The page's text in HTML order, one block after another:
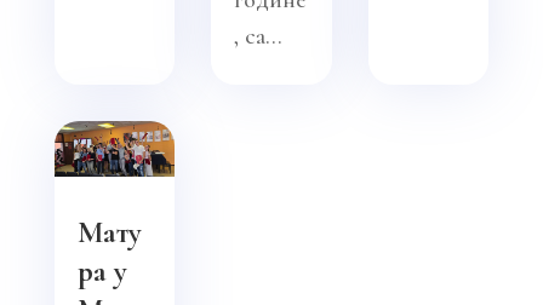
, са...
Мату
ра у